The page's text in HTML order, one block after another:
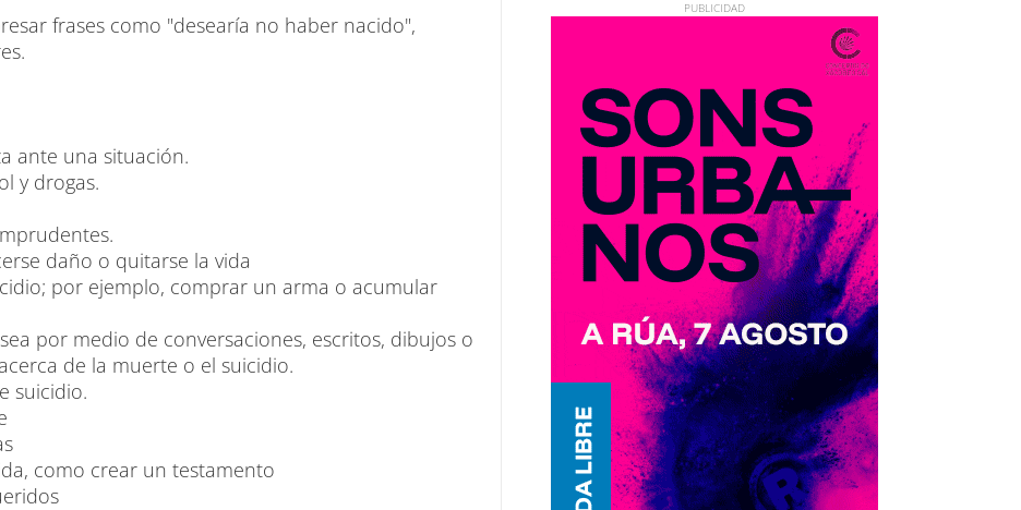
frases como "desearía no haber nacido",
ante una situación.
y drogas.
daño o quitarse la vida
por ejemplo, comprar un arma o acumular
por medio de conversaciones, escritos, dibujos o
de la muerte o el suicidio.
suicidio.
como crear un testamento